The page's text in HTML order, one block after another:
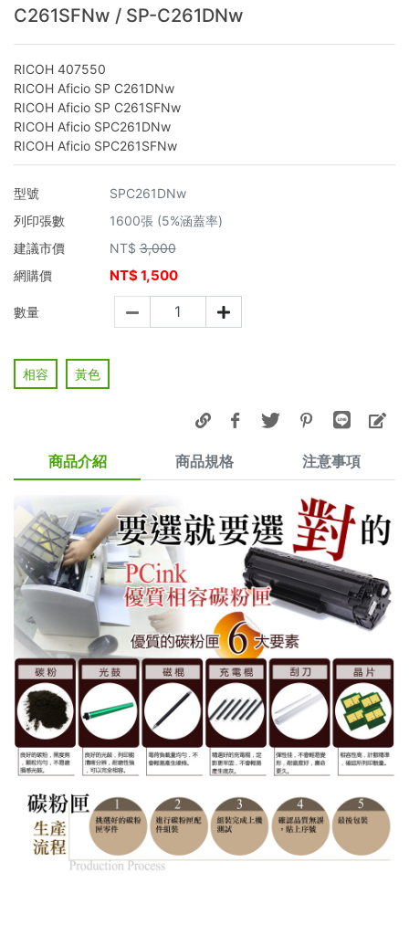
C261SFNw / SP-C261DNw
RICOH 407550
RICOH Aficio SP C261DNw
RICOH Aficio SP C261SFNw
RICOH Aficio SPC261DNw
RICOH Aficio SPC261SFNw
型號
SPC261DNw
列印張數
1600張 (5%涵蓋率)
建議市價
NT$ 3,000
網購價
NT$1,500
數量
相容 黃色
商品介紹 商品規格 注意事項